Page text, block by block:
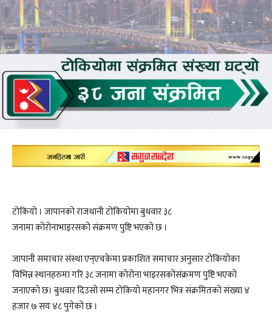
टोकियो । जापानको राजधानी टोकियोमा बुधवार ३८
जनामा कोरोनाभाइरसको संक्रमण पुष्टि भएको छ ।
जापानी समाचार संस्था एन्एचकेमा प्रकाशित समाचार अनुसार टोकियोका
विभिन्न स्थानहरुमा गरि ३८ जनामा कोरोना भाइरसकोसंक्रमण पुष्टि भएको
जनाएकाे छ। बुधवार दिउसो सम्म टाेकियाे महानगर भित्र संक्रमितकाे संख्या ४
हजार ७ सय ४८ पुगेको छ ।